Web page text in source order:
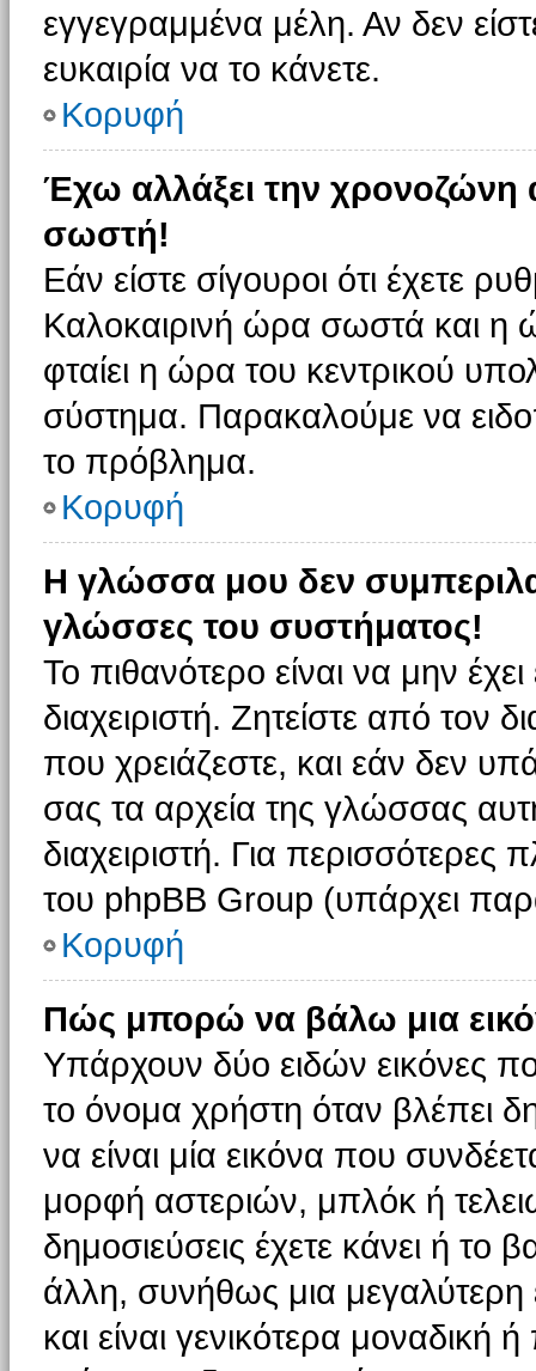
εγγεγραμμένα μέλη. Αν δεν
ευκαιρία να το κάνετε.
Κορυφή
Έχω αλλάξει την χρονοζώνη
σωστή!
Εάν είστε σίγουροι ότι έχετε
Καλοκαιρινή ώρα σωστά και η
φταίει η ώρα του κεντρικού
σύστημα. Παρακαλούμε να
το πρόβλημα.
Κορυφή
Η γλώσσα μου δεν
γλώσσες του συστήματος!
Το πιθανότερο είναι να μην
διαχειριστή. Ζητείστε από τον
που χρειάζεστε, και εάν δεν
σας τα αρχεία της γλώσσας
διαχειριστή. Για περισσότερες
του phpBB Group (υπάρχει
Κορυφή
Πώς μπορώ να βάλω μια
Υπάρχουν δύο ειδών εικόνες
το όνομα χρήστη όταν βλέπει
να είναι μία εικόνα που
μορφή αστεριών, μπλόκ ή
δημοσιεύσεις έχετε κάνει ή
άλλη, συνήθως μια
και είναι γενικότερα